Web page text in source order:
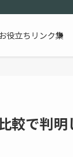
お役立ちリンク集
較で判明